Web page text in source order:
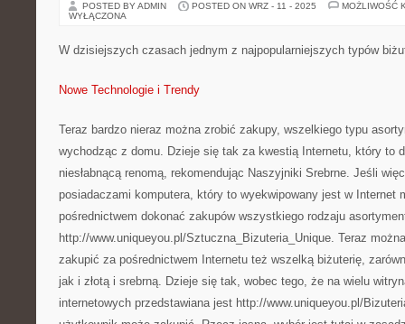
POSTED BY ADMIN POSTED ON WRZ - 11 - 2025
MOŻLIWOŚĆ
WYŁĄCZONA
W dzisiejszych czasach jednym z najpopularniejszych typów
Nowe Technologie i Trendy
Teraz bardzo nieraz można zrobić zakupy, wszelkiego typu
wychodząc z domu. Dzieje się tak za kwestią Internetu, który to
niesłabnącą renomą, rekomendując Naszyjniki Srebrne. Jeśli
posiadaczami komputera, który to wyekwipowany jest w Internet
pośrednictwem dokonać zakupów wszystkiego rodzaju
http://www.uniqueyou.pl/Sztuczna_Bizuteria_Unique. Teraz
zakupić za pośrednictwem Internetu też wszelką biżuterię,
jak i złotą i srebrną. Dzieje się tak, wobec tego, że na wielu
internetowych przedstawiana jest http://www.uniqueyou.pl/